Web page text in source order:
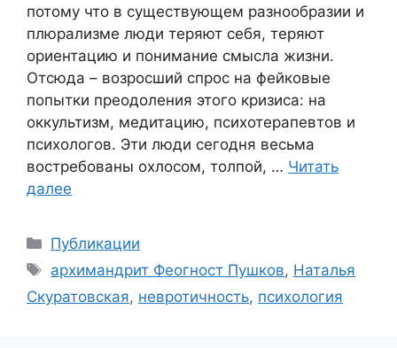
потому что в существующем разнообразии и
плюрализме люди теряют себя, теряют
ориентацию и понимание смысла жизни.
Отсюда – возросший спрос на фейковые
попытки преодоления этого кризиса: на
оккультизм, медитацию, психотерапевтов и
психологов. Эти люди сегодня весьма
востребованы охлосом, толпой, … Читать
далее
Рубрики
Публикации
Метки
архимандрит Феогност Пушков, Наталья
Скуратовская, невротичность, психология